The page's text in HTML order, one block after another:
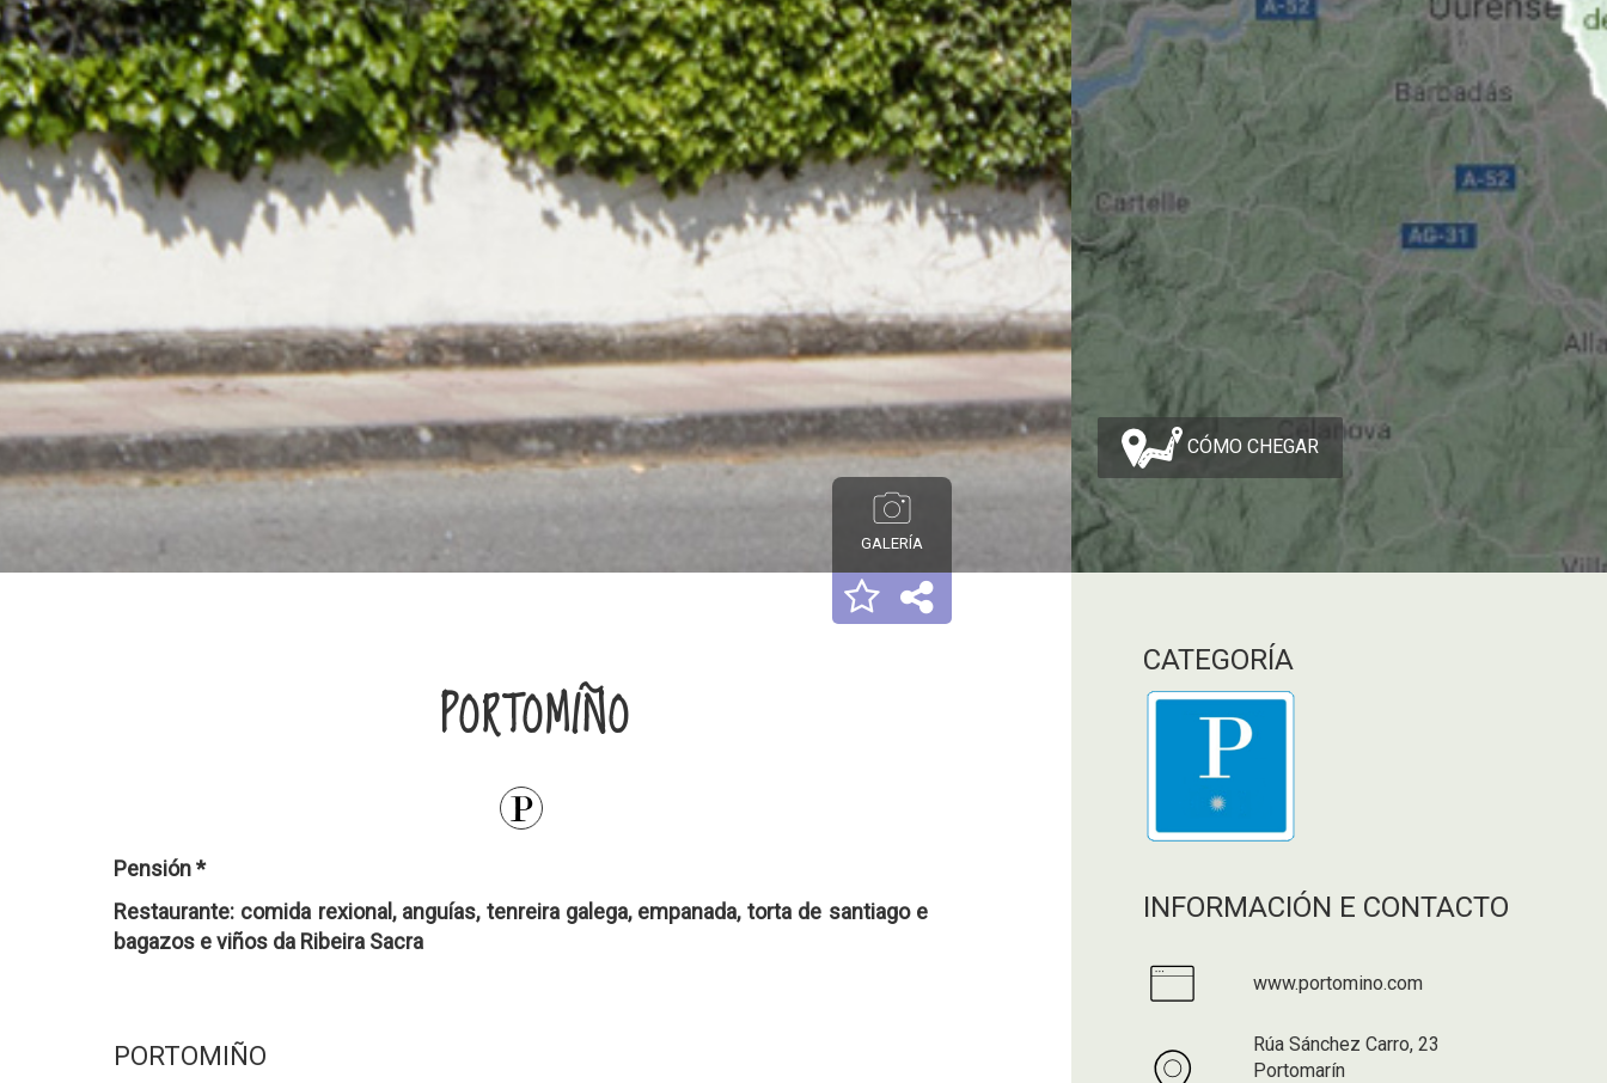
CÓMO CHEGAR
GALERÍA
PORTOMIÑO
Pensión *
Restaurante: comida rexional, anguías, tenreira galega, empanada, torta de santiago e
bagazos e viños da Ribeira Sacra
PORTOMIÑO
CATEGORÍA
INFORMACIÓN E CONTACTO
www.portomino.com
Rúa Sánchez Carro, 23
Portomarín